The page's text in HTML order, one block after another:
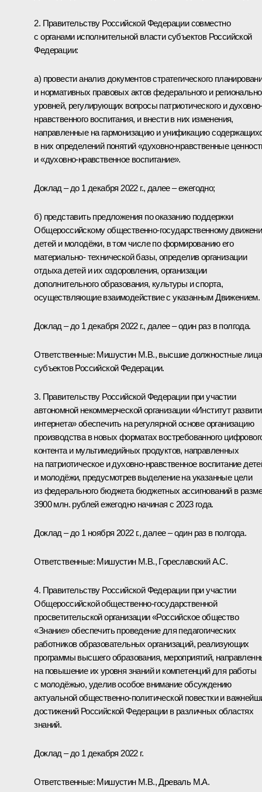
2. Правительству Российской Федерации совместно
с органами исполнительной власти субъектов Российской
Федерации:
а) провести анализ документов стратегического
и нормативных правовых актов федерального и
уровней, регулирующих вопросы патриотического и духовно-
нравственного воспитания, и внести в них изменения,
направленные на гармонизацию и унификацию
в них определений понятий «духовно-нравственные
и «духовно-нравственное воспитание».
Доклад – до 1 декабря 2022 г., далее – ежегодно;
б) представить предложения по оказанию поддержки
Общероссийскому общественно-государственному
детей и молодёжи, в том числе по формированию его
материально- технической базы, определив организации
отдыха детей и их оздоровления, организации
дополнительного образования, культуры и спорта,
осуществляющие взаимодействие с указанным Движением.
Доклад – до 1 декабря 2022 г., далее – один раз в полгода.
Ответственные: Мишустин М.В., высшие должностные лица
субъектов Российской Федерации.
3. Правительству Российской Федерации при участии
автономной некоммерческой организации «Институт
интернета» обеспечить на регулярной основе организацию
производства в новых форматах востребованного
контента и мультимедийных продуктов, направленных
на патриотическое и духовно-нравственное воспитание
и молодёжи, предусмотрев выделение на указанные цели
из федерального бюджета бюджетных ассигнований в
3900 млн. рублей ежегодно начиная с 2023 года.
Доклад – до 1 ноября 2022 г., далее – один раз в полгода.
Ответственные: Мишустин М.В., Гореславский А.С.
4. Правительству Российской Федерации при участии
Общероссийской общественно-государственной
просветительской организации «Российское общество
«Знание» обеспечить проведение для педагогических
работников образовательных организаций, реализующих
программы высшего образования, мероприятий,
на повышение их уровня знаний и компетенций для работы
с молодёжью, уделив особое внимание обсуждению
актуальной общественно-политической повестки и
достижений Российской Федерации в различных областях
знаний.
Доклад – до 1 декабря 2022 г.
Ответственные: Мишустин М.В., Древаль М.А.